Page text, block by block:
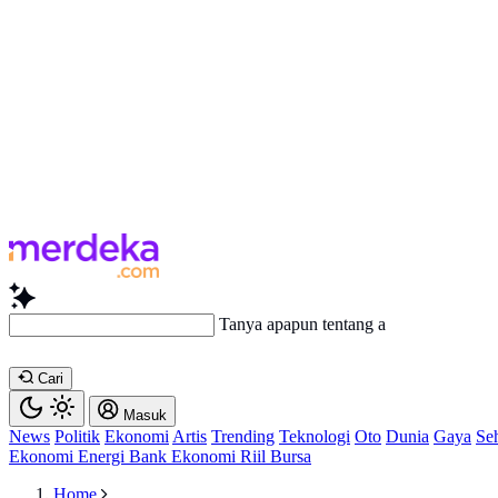
Tanya apapun tentang artikel ini...
Cari
Masuk
News Politik Ekonomi Artis Trending Teknologi Oto Dunia Gaya
Ekonomi Energi Bank Ekonomi Riil Bursa
Home